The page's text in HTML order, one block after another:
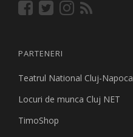
PARTENERI
Teatrul National Cluj-Napoca
Locuri de munca Cluj NET
TimoShop